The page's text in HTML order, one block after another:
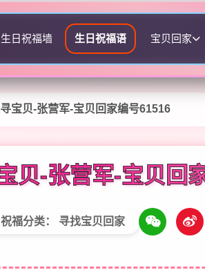
生日祝福墙 生日祝福语 宝贝回家
寻宝贝-张营军-宝贝回家编号61516
贝-张营军-宝贝回
祝福分类： 寻找宝贝回家